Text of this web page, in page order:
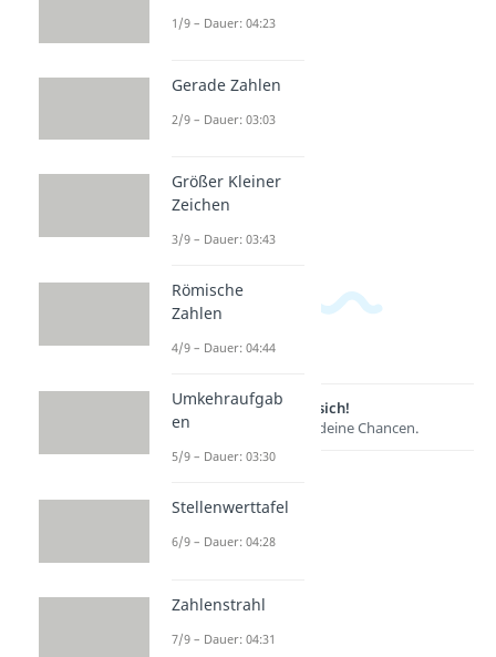
Lernen lohnt sich!
Entdecke hier deine Chancen.
1/9 – Dauer: 04:23
Gerade Zahlen
2/9 – Dauer: 03:03
Größer Kleiner
Zeichen
3/9 – Dauer: 03:43
Römische
Zahlen
4/9 – Dauer: 04:44
Umkehraufgab
en
5/9 – Dauer: 03:30
Stellenwerttafel
6/9 – Dauer: 04:28
Zahlenstrahl
7/9 – Dauer: 04:31